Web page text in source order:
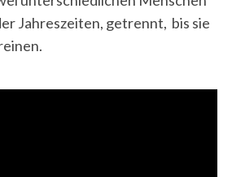
Jahreszeiten, getrennt, bis sie